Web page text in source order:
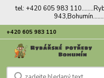
tel: +420 605 983
+420 605 983 110